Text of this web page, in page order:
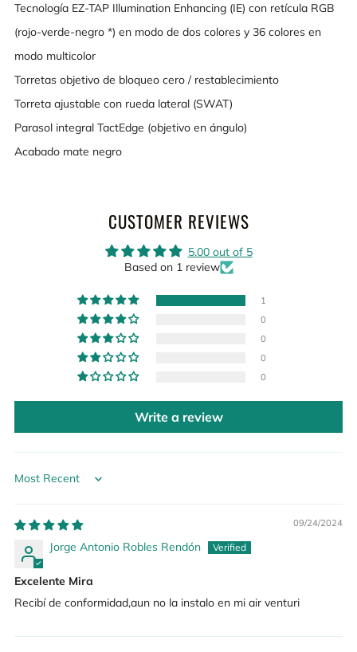
Tecnología EZ-TAP Illumination Enhancing (IE) con retícula RGB
(rojo-verde-negro *) en modo de dos colores y 36 colores en
modo multicolor
Torretas objetivo de bloqueo cero / restablecimiento
Torreta ajustable con rueda lateral (SWAT)
Parasol integral TactEdge (objetivo en ángulo)
Acabado mate negro
CUSTOMER REVIEWS
5.00 out of 5
Based on 1 review
1
0
0
0
0
Write a review
Sort by
09/24/2024
Jorge Antonio Robles Rendón
Excelente Mira
Recibí de conformidad,aun no la instalo en mi air venturi